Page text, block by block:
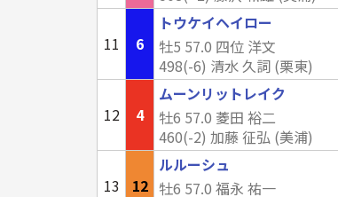
11 6
トウケイヘイロー
牡5 57.0 四位 洋文
498(-6) 清水 久詞 (栗東)
12 4
ムーンリットレイク
牡6 57.0 菱田 裕二
460(-2) 加藤 征弘 (美浦)
13 12
ルルーシュ
牡6 57.0 福永 祐一